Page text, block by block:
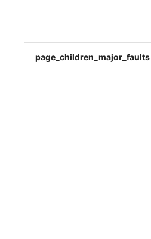
page_children_major_faults